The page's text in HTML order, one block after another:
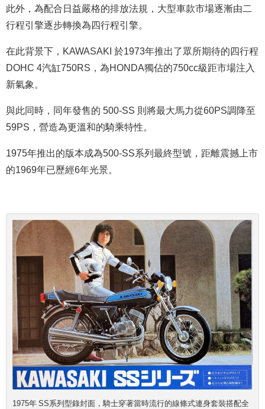
此外，為配合日益嚴格的排放法規，大型車款市場逐漸由二
行程引擎逐步轉換為四行程引擎。
在此背景下，KAWASAKI 於1973年推出了眾所期待的四行程
DOHC 4汽缸750RS，為HONDA獨佔的750cc級距市場注入
新氣象。
與此同時，同年發售的 500-SS 則將最大馬力從60PS調降至
59PS，營造為更溫和的騎乘特性。
1975年推出的版本成為500-SS系列最終型號，距離震撼上市
的1969年已歷經6年光景。
1975年 SS系列型錄封面，騎士穿著當時流行的線條式連身套裝搭配全